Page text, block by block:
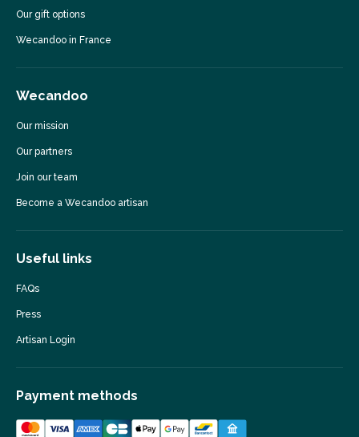
Our gift options
Wecandoo in France
Wecandoo
Our mission
Our partners
Join our team
Become a Wecandoo artisan
Useful links
FAQs
Press
Artisan Login
Payment methods